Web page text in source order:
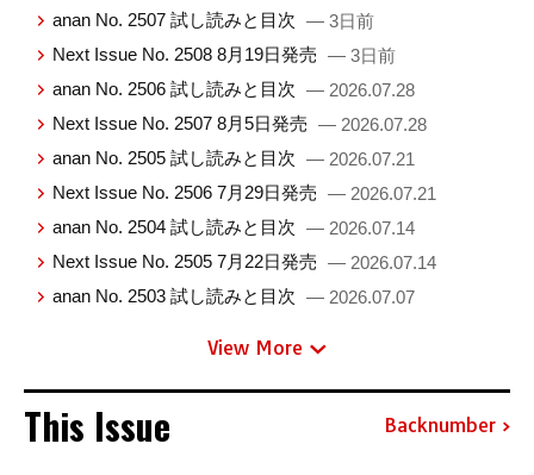
anan No. 2507 試し読みと目次 — 3日前
Next Issue No. 2508 8月19日発売 — 3日前
anan No. 2506 試し読みと目次 — 2026.07.28
Next Issue No. 2507 8月5日発売 — 2026.07.28
anan No. 2505 試し読みと目次 — 2026.07.21
Next Issue No. 2506 7月29日発売 — 2026.07.21
anan No. 2504 試し読みと目次 — 2026.07.14
Next Issue No. 2505 7月22日発売 — 2026.07.14
anan No. 2503 試し読みと目次 — 2026.07.07
View More
This Issue Backnumber